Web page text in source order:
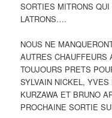
SORTIES MITRONS
LATRONS….
NOUS NE
AUTRES CHAUFFEURS
TOUJOURS PRETS
SYLVAIN NICKEL,
KURZAWA ET BRUNO
PROCHAINE SORTIE